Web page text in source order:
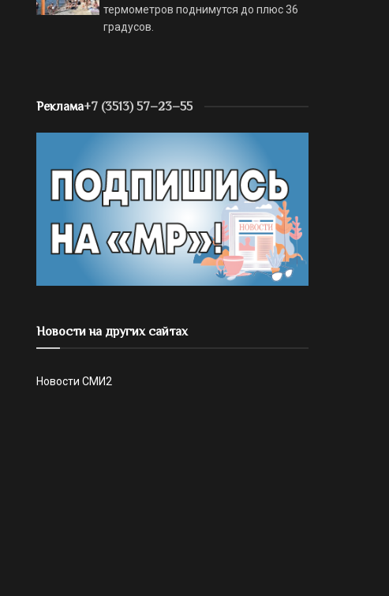
термометров поднимутся до плюс 36
градусов.
Реклама+7 (3513) 57–23–55
Новости на других сайтах
Новости СМИ2